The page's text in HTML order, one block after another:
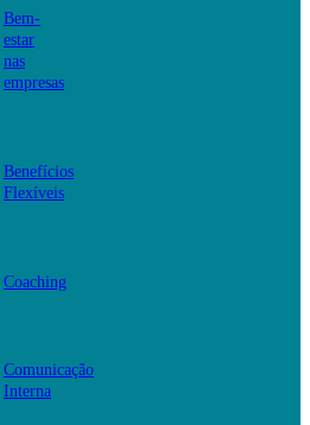
Bem-
estar
nas
empresas
Benefícios
Flexíveis
Coaching
Comunicação
Interna